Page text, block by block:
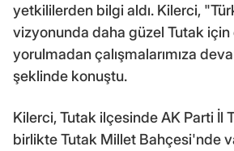
yetkililerden bilgi aldı. Kilerci,
vizyonunda daha güzel Tutak
yorulmadan çalışmalarımıza
şeklinde konuştu.
Kilerci, Tutak ilçesinde AK Parti İl
birlikte Tutak Millet Bahçesi'nde